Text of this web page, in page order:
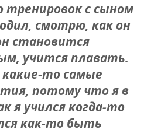
с сыном
смотрю, как он
становится
учится плавать.
то самые
потому что я в
я учился когда-то
как-то быть